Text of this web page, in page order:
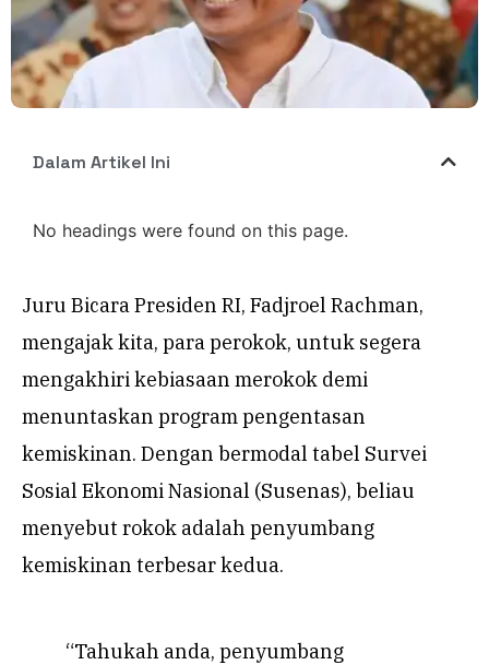
Dalam Artikel Ini
No headings were found on this page.
Juru Bicara Presiden RI, Fadjroel Rachman,
mengajak kita, para perokok, untuk segera
mengakhiri kebiasaan merokok demi
menuntaskan program pengentasan
kemiskinan. Dengan bermodal tabel Survei
Sosial Ekonomi Nasional (Susenas), beliau
menyebut rokok adalah penyumbang
kemiskinan terbesar kedua.
“Tahukah anda, penyumbang